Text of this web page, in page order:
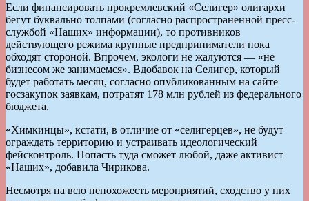
Если финансировать прокремлевский «Селигер» олигархи
бегут буквально толпами (согласно распространенной пресс-
службой «Наших» информации), то противников
действующего режима крупные предприниматели пока
обходят стороной. Впрочем, экологи не жалуются — «не
бизнесом же занимаемся». Вдобавок на Селигер, который
будет работать месяц, согласно опубликованным на сайте
госзакупок заявкам, потратят 178 млн рублей из федерального
бюджета.
«Химкинцы», кстати, в отличие от «селигерцев», не будут
ограждать территорию и устраивать идеологический
фейсконтроль. Попасть туда сможет любой, даже активист
«Наших», добавила Чирикова.
Несмотря на всю непохожесть мероприятий, сходство у них